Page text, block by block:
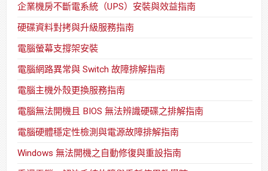
企業機房不斷電系統（UPS）安裝與效益指南
硬碟資料對拷與升級服務指南
電腦螢幕支撐架安裝
電腦網路異常與 Switch 故障排解指南
電腦主機外殼更換服務指南
電腦無法開機且 BIOS 無法辨識硬碟之排解指南
電腦硬體穩定性檢測與電源故障排解指南
Windows 無法開機之自動修復與重設指南